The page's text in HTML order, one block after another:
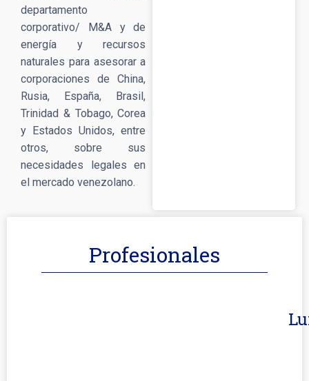
departamento
corporativo/ M&A y de
energía y recursos
naturales para asesorar a
corporaciones de China,
Rusia, España, Brasil,
Trinidad & Tobago, Corea
y Estados Unidos, entre
otros, sobre sus
necesidades legales en
el mercado venezolano.
Profesionales